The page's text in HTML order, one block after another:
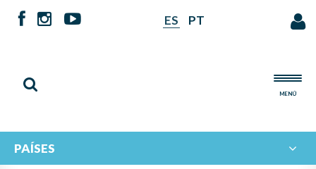
ES PT
MENÚ
PAÍSES